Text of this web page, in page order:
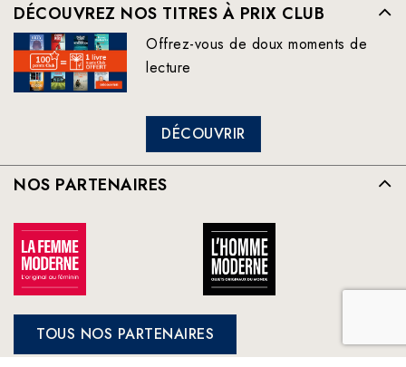
DÉCOUVREZ NOS TITRES À PRIX CLUB
Offrez-vous de doux moments de
lecture
DÉCOUVRIR
NOS PARTENAIRES
TOUS NOS PARTENAIRES